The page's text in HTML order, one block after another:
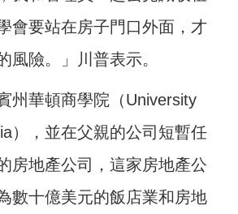
會要站在房子門口外面，才
風險。」川普表示。
州華頓商學院（University
），並在父親的公司短暫任
房地產公司，這家房地產公
數十億美元的飯店業和房地